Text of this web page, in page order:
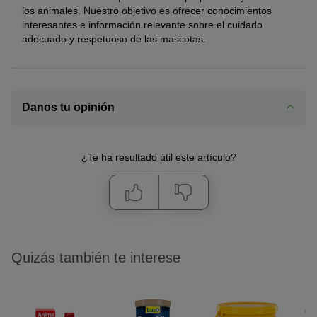
los animales. Nuestro objetivo es ofrecer conocimientos
interesantes e información relevante sobre el cuidado
adecuado y respetuoso de las mascotas.
Danos tu opinión
¿Te ha resultado útil este artículo?
Quizás también te interese